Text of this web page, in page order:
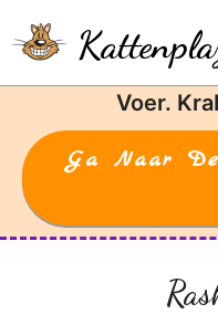
naar
de
Voer.
Ga Naar